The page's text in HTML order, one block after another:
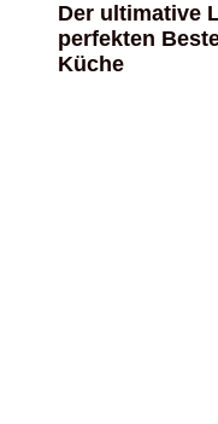
Der ultimative
perfekten
Küche